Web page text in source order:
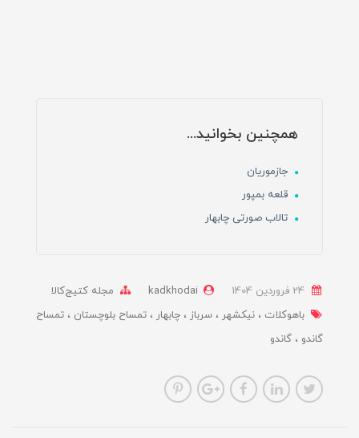
همچنین بخوانید...
جازموریان
قلعه بمپور
تالاب صورتی چابهار
kadkhodai
مجله کتیج‌کالا
باهوکلات
نیکشهر سرباز چابهار تمساح بلوچستان
تمساح
گاندو
گاندو